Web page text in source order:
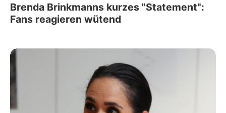
Brenda Brinkmanns kurzes "Statement":
Fans reagieren wütend